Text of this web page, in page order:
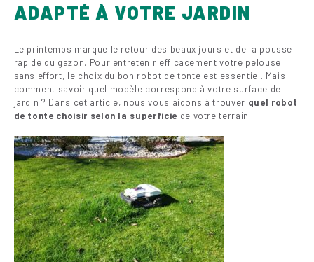
ADAPTÉ À VOTRE JARDIN
Le printemps marque le retour des beaux jours et de la pousse
rapide du gazon. Pour entretenir efficacement votre pelouse
sans effort, le choix du bon robot de tonte est essentiel. Mais
comment savoir quel modèle correspond à votre surface de
jardin ? Dans cet article, nous vous aidons à trouver quel robot
de tonte choisir selon la superficie de votre terrain.